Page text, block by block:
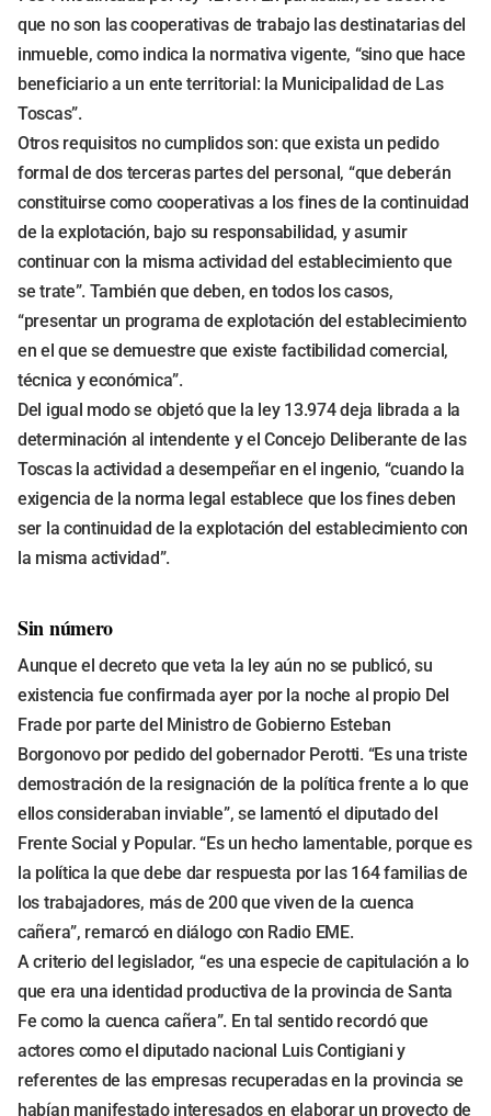
que no son las cooperativas de trabajo las destinatarias del
inmueble, como indica la normativa vigente, “sino que hace
beneficiario a un ente territorial: la Municipalidad de Las
Toscas”.
Otros requisitos no cumplidos son: que exista un pedido
formal de dos terceras partes del personal, “que deberán
constituirse como cooperativas a los fines de la continuidad
de la explotación, bajo su responsabilidad, y asumir
continuar con la misma actividad del establecimiento que
se trate”. También que deben, en todos los casos,
“presentar un programa de explotación del establecimiento
en el que se demuestre que existe factibilidad comercial,
técnica y económica”.
Del igual modo se objetó que la ley 13.974 deja librada a la
determinación al intendente y el Concejo Deliberante de las
Toscas la actividad a desempeñar en el ingenio, “cuando la
exigencia de la norma legal establece que los fines deben
ser la continuidad de la explotación del establecimiento con
la misma actividad”.
Sin número
Aunque el decreto que veta la ley aún no se publicó, su
existencia fue confirmada ayer por la noche al propio Del
Frade por parte del Ministro de Gobierno Esteban
Borgonovo por pedido del gobernador Perotti. “Es una triste
demostración de la resignación de la política frente a lo que
ellos consideraban inviable”, se lamentó el diputado del
Frente Social y Popular. “Es un hecho lamentable, porque es
la política la que debe dar respuesta por las 164 familias de
los trabajadores, más de 200 que viven de la cuenca
cañera”, remarcó en diálogo con Radio EME.
A criterio del legislador, “es una especie de capitulación a lo
que era una identidad productiva de la provincia de Santa
Fe como la cuenca cañera”. En tal sentido recordó que
actores como el diputado nacional Luis Contigiani y
referentes de las empresas recuperadas en la provincia se
habían manifestado interesados en elaborar un proyecto de